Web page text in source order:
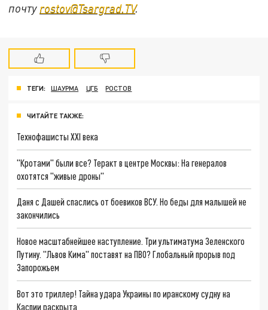
почту rostov@Tsargrad.ТV.
ТЕГИ: ШАУРМА ЦГБ РОСТОВ
ЧИТАЙТЕ ТАКЖЕ:
Технофашисты XXI века
"Кротами" были все? Теракт в центре Москвы: На генералов
охотятся "живые дроны"
Даня с Дашей спаслись от боевиков ВСУ. Но беды для малышей не
закончились
Новое масштабнейшее наступление. Три ультиматума Зеленского
Путину. "Львов Кима" поставят на ПВО? Глобальный прорыв под
Запорожьем
Вот это триллер! Тайна удара Украины по иранскому судну на
Каспии раскрыта